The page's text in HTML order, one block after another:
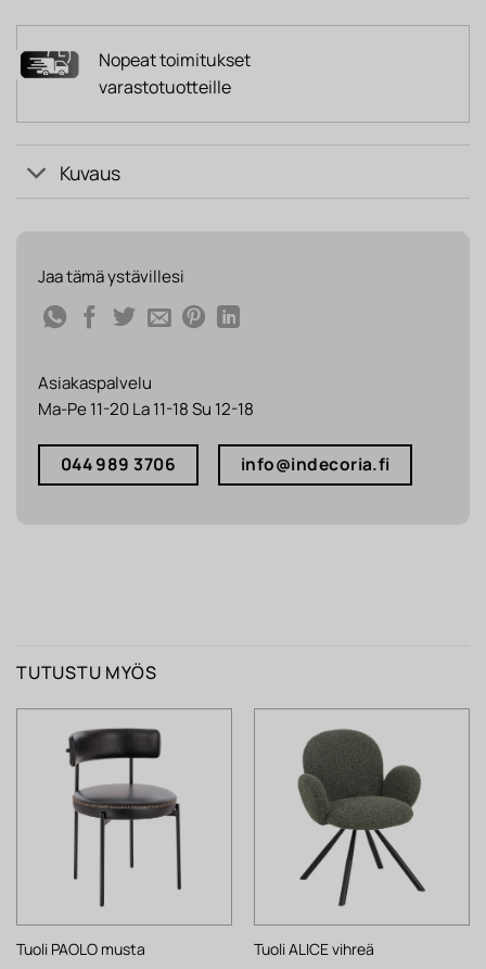
Nopeat toimitukset
varastotuotteille
Kuvaus
Jaa tämä ystävillesi
Asiakaspalvelu
Ma-Pe 11-20 La 11-18 Su 12-18
044 989 3706 info@indecoria.fi
TUTUSTU MYÖS
Tuoli PAOLO musta Tuoli ALICE vihreä